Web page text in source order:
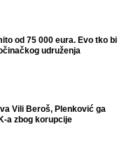
od 75 000 eura. Evo tko bi
udruženja
Vili Beroš, Plenković ga
a zbog korupcije